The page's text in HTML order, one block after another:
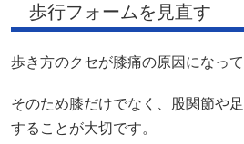
歩行フォームを見直す
歩き方のクセが膝痛の原因になっ
そのため膝だけでなく、股関節や
することが大切です。